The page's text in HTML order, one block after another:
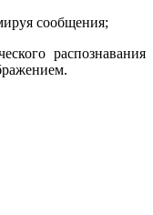
сообщения;
распознавания